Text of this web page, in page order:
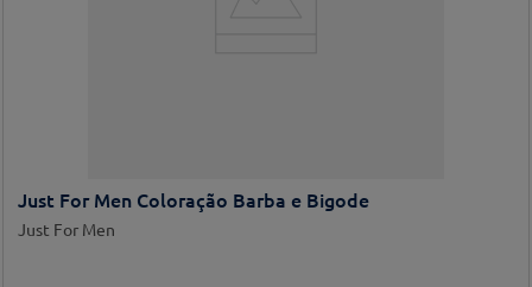
Just For Men Coloração Barba e Bigode
Just For Men